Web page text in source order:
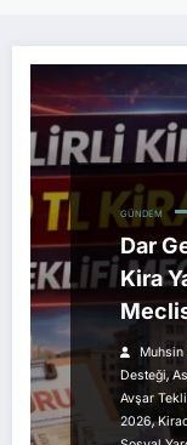
GÜNDEM
Dar
Kira
Muhsin
Desteği,
Avşar
2026,